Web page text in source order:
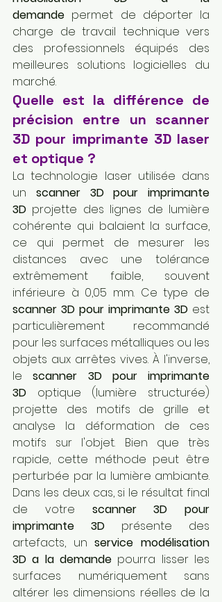
demande permet de déporter la
charge de travail technique vers
des professionnels équipés des
meilleures solutions logicielles du
marché.
Quelle est la différence de
précision entre un scanner
3D pour imprimante 3D laser
et optique ?
La technologie laser utilisée dans
un scanner 3D pour imprimante
3D projette des lignes de lumière
cohérente qui balaient la surface,
ce qui permet de mesurer les
distances avec une tolérance
extrêmement faible, souvent
scanner 3D pour imprimante 3D est
particulièrement recommandé
pour les surfaces métalliques ou les
objets aux arrêtes vives. À l'inverse,
le scanner 3D pour imprimante
3D optique (lumière structurée)
projette des motifs de grille et
analyse la déformation de ces
motifs sur l'objet. Bien que très
rapide, cette méthode peut être
perturbée par la lumière ambiante.
Dans les deux cas, si le résultat final
de votre scanner 3D pour
imprimante 3D présente des
artefacts, un service modélisation
3D a la demande pourra lisser les
surfaces numériquement sans
altérer les dimensions réelles de la